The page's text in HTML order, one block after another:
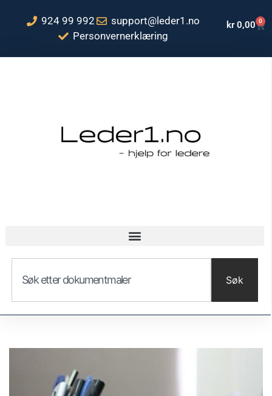
924 99 992
support@leder1.no
Personvernerklæring
kr0,00 0
Søk